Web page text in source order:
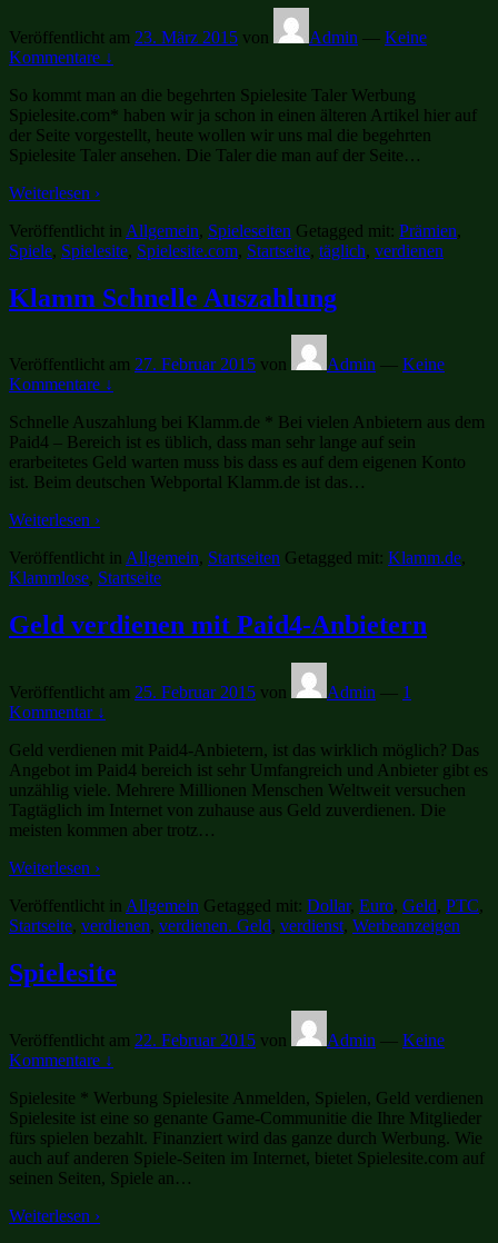
Veröffentlicht am 23. März 2015 von Admin — Keine
Kommentare ↓
So kommt man an die begehrten Spielesite Taler Werbung
Spielesite.com* haben wir ja schon in einen älteren Artikel hier auf
der Seite vorgestellt, heute wollen wir uns mal die begehrten
Spielesite Taler ansehen. Die Taler die man auf der Seite…
Weiterlesen ›
Veröffentlicht in Allgemein, Spieleseiten Getagged mit: Prämien,
Spiele, Spielesite, Spielesite.com, Startseite, täglich, verdienen
Klamm Schnelle Auszahlung
Veröffentlicht am 27. Februar 2015 von Admin — Keine
Kommentare ↓
Schnelle Auszahlung bei Klamm.de * Bei vielen Anbietern aus dem
Paid4 – Bereich ist es üblich, dass man sehr lange auf sein
erarbeitetes Geld warten muss bis dass es auf dem eigenen Konto
ist. Beim deutschen Webportal Klamm.de ist das…
Weiterlesen ›
Veröffentlicht in Allgemein, Startseiten Getagged mit: Klamm.de,
Klammlose, Startseite
Geld verdienen mit Paid4-Anbietern
Veröffentlicht am 25. Februar 2015 von Admin — 1
Kommentar ↓
Geld verdienen mit Paid4-Anbietern, ist das wirklich möglich? Das
Angebot im Paid4 bereich ist sehr Umfangreich und Anbieter gibt es
unzählig viele. Mehrere Millionen Menschen Weltweit versuchen
Tagtäglich im Internet von zuhause aus Geld zuverdienen. Die
meisten kommen aber trotz…
Weiterlesen ›
Veröffentlicht in Allgemein Getagged mit: Dollar, Euro, Geld, PTC,
Startseite, verdienen, verdienen. Geld, verdienst, Werbeanzeigen
Spielesite
Veröffentlicht am 22. Februar 2015 von Admin — Keine
Kommentare ↓
Spielesite * Werbung Spielesite Anmelden, Spielen, Geld verdienen
Spielesite ist eine so genante Game-Communitie die Ihre Mitglieder
fürs spielen bezahlt. Finanziert wird das ganze durch Werbung. Wie
auch auf anderen Spiele-Seiten im Internet, bietet Spielesite.com auf
seinen Seiten, Spiele an…
Weiterlesen ›